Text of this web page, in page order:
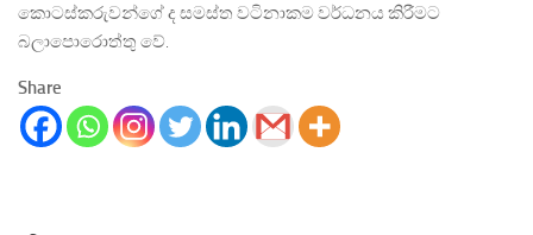
කොටස්කරුවන්ගේ ද සමස්ත වටිනාකම වර්ධනය කිරීමට
බලාපොරොත්තු වේ.
Share